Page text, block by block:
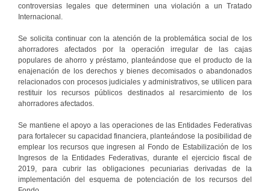
controversias legales que determinen una violación a un Tratado
Internacional.
Se solicita continuar con la atención de la problemática social de los
ahorradores afectados por la operación irregular de las cajas
populares de ahorro y préstamo, planteándose que el producto de la
enajenación de los derechos y bienes decomisados o abandonados
relacionados con procesos judiciales y administrativos, se utilicen para
restituir los recursos públicos destinados al resarcimiento de los
ahorradores afectados.
Se mantiene el apoyo a las operaciones de las Entidades Federativas
para fortalecer su capacidad financiera, planteándose la posibilidad de
emplear los recursos que ingresen al Fondo de Estabilización de los
Ingresos de la Entidades Federativas, durante el ejercicio fiscal de
2019, para cubrir las obligaciones pecuniarias derivadas de la
implementación del esquema de potenciación de los recursos del